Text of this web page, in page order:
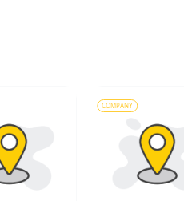
COMPANY